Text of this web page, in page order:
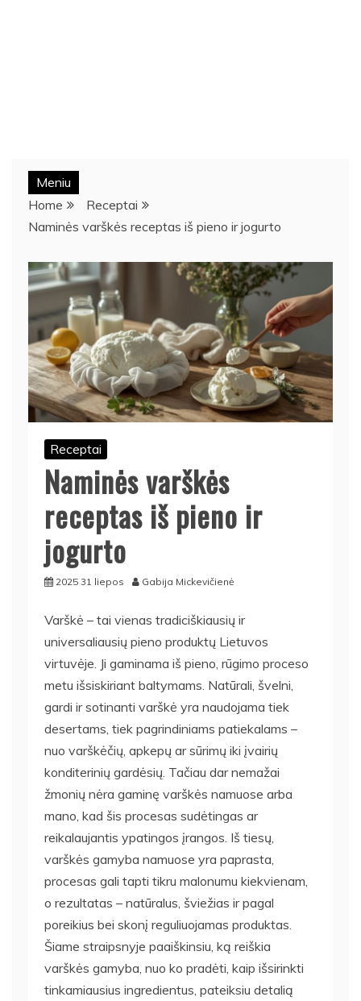
Meniu
Home
Receptai
Naminės varškės receptas iš pieno ir jogurto
Receptai
Naminės varškės
receptas iš pieno ir
jogurto
2025 31 liepos Gabija Mickevičienė
Varškė – tai vienas tradiciškiausių ir
universaliausių pieno produktų Lietuvos
virtuvėje. Ji gaminama iš pieno, rūgimo proceso
metu išsiskiriant baltymams. Natūrali, švelni,
gardi ir sotinanti varškė yra naudojama tiek
desertams, tiek pagrindiniams patiekalams –
nuo varškėčių, apkepų ar sūrimų iki įvairių
konditerinių gardėsių. Tačiau dar nemažai
žmonių nėra gaminę varškės namuose arba
mano, kad šis procesas sudėtingas ar
reikalaujantis ypatingos įrangos. Iš tiesų,
varškės gamyba namuose yra paprasta,
procesas gali tapti tikru malonumu kiekvienam,
o rezultatas – natūralus, šviežias ir pagal
poreikius bei skonį reguliuojamas produktas.
Šiame straipsnyje paaiškinsiu, ką reiškia
varškės gamyba, nuo ko pradėti, kaip išsirinkti
tinkamiausius ingredientus, pateiksiu detalią